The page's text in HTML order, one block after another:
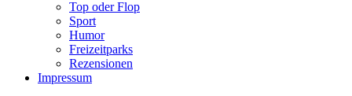
Top oder Flop
Sport
Humor
Freizeitparks
Rezensionen
Impressum